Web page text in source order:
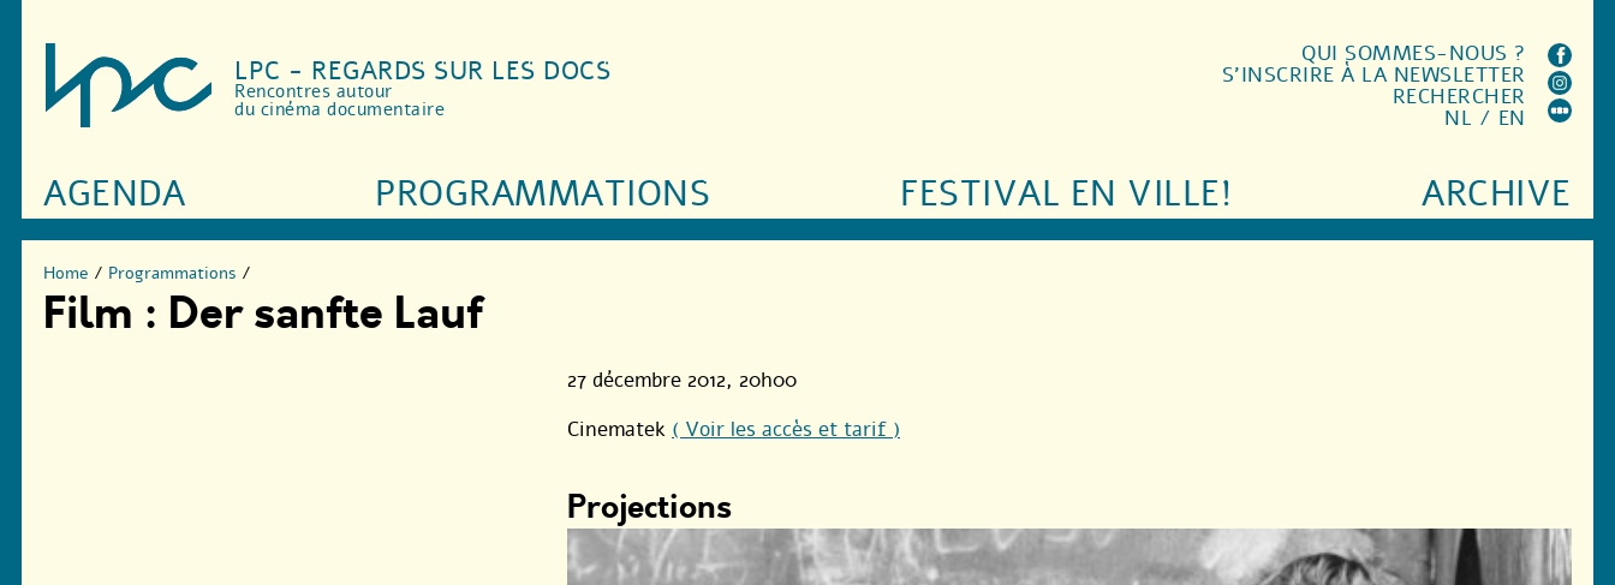
LPC - REGARDS SUR LES DOCS
Rencontres autour
du cinéma documentaire
AGENDA PROGRAMMATIONS FESTIVAL EN VILLE! ARCHIVE
QUI SOMMES-NOUS ?
S'INSCRIRE À LA NEWSLETTER
RECHERCHER
NL / EN
Home / Programmations /
Film : Der sanfte Lauf
27 décembre 2012, 20h00
Cinematek ( Voir les accès et tarif )
Projections